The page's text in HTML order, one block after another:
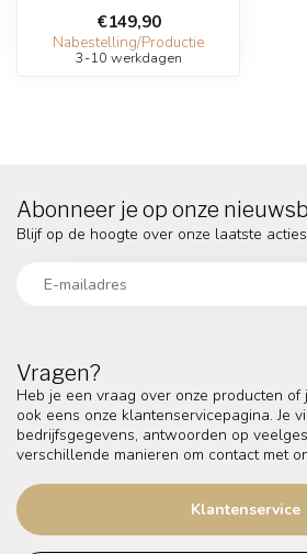
€149,90
Nabestelling/Productie
3-10 werkdagen
Vragen?
Heb je een vraag over onze producten of
ook eens onze klantenservicepagina. Je
bedrijfsgegevens, antwoorden op
verschillende manieren om contact met
Klantenservice
Abonneer je op onze
Blijf op de hoogte over onze laatste acties